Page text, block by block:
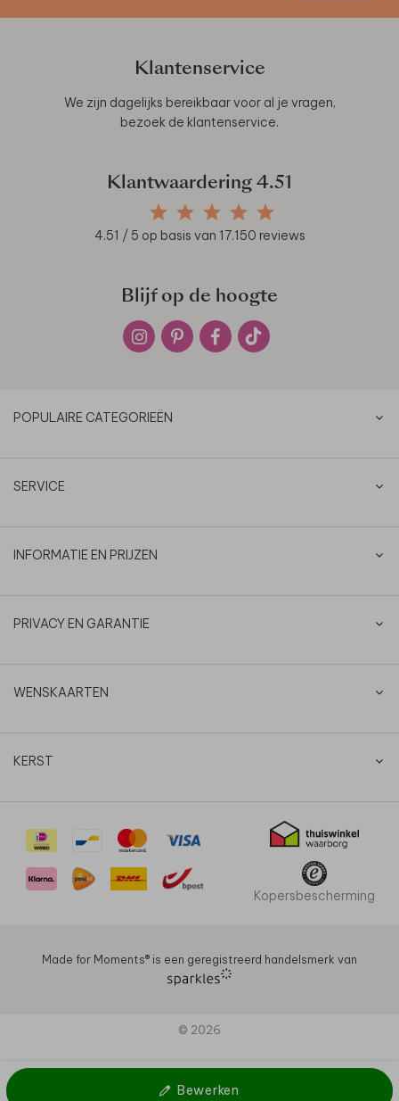
Bewerken
Klantenservice
We zijn dagelijks bereikbaar voor al je vragen,
bezoek de klantenservice.
Klantwaardering 4.51
4.51 / 5 op basis van 17.150 reviews
Blijf op de hoogte
POPULAIRE CATEGORIEËN
SERVICE
INFORMATIE EN PRIJZEN
PRIVACY EN GARANTIE
WENSKAARTEN
KERST
Kopersbescherming
Made for Moments®️ is een geregistreerd handelsmerk van
© 2026